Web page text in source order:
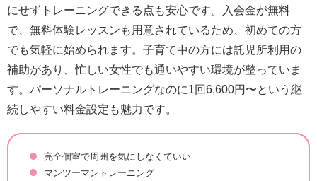
にせずトレーニングできる点も安心です。入会金が無料
で、無料体験レッスンも用意されているため、初めての方
でも気軽に始められます。子育て中の方には託児所利用の
補助があり、忙しい女性でも通いやすい環境が整っていま
す。パーソナルトレーニングなのに1回6,600円〜という継
続しやすい料金設定も魅力です。
完全個室で周囲を気にしなくていい
マンツーマントレーニング